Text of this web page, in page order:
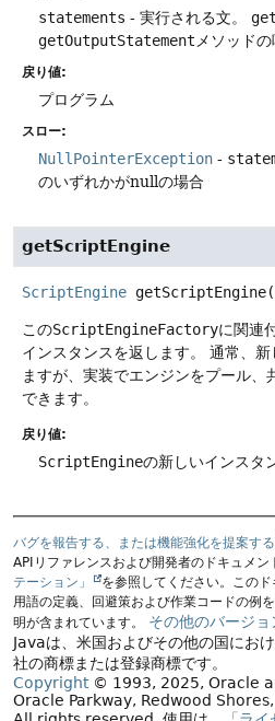
statements - 実行される文。
getOutputStatementメソッドの
戻り値:
プログラム
スロー:
NullPointerException -
のいずれかがnullの場合
getScriptEngine
ScriptEngine getScriptEngine
このScriptEngineFactoryに関連
インスタンスを返します。
通常、
ますが、実装でエンジンをプール、
できます。
戻り値:
ScriptEngineの新しいインスタ
バグを報告する、または機能強化を提案する
APIリファレンスおよび開発者のドキュメン
テーション」
を参照してください。このド
用語の定義、回避策および作業コードの例
明が含まれています。
その他のバージョ
Javaは、米国およびその他の国にお
社の商標または登録商標です。
Copyright© 1993, 2025, Oracle
Oracle Parkway, Redwood